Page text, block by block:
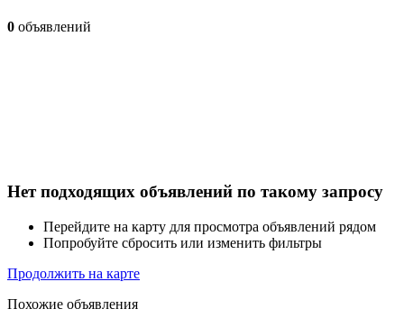
0 объявлений
Нет подходящих объявлений по такому запросу
Перейдите на карту для просмотра объявлений рядом
Попробуйте сбросить или изменить фильтры
Продолжить на карте
Похожие объявления